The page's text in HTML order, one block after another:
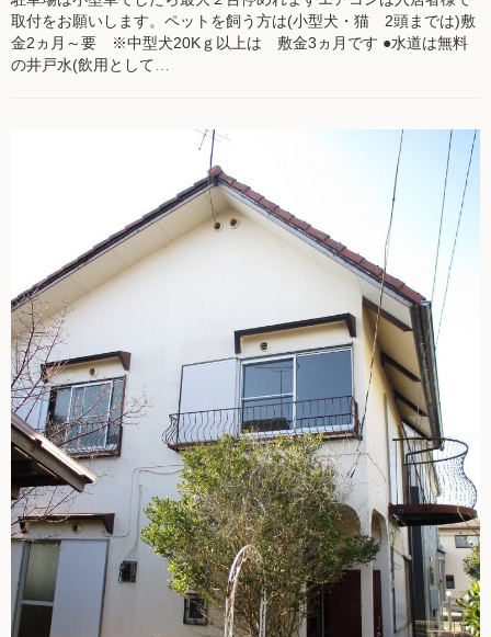
取付をお願いします。ペットを飼う方は(小型犬・猫 2頭までは)敷
金2ヵ月～要 ※中型犬20Kｇ以上は 敷金3ヵ月です ●水道は無料
の井戸水(飲用として